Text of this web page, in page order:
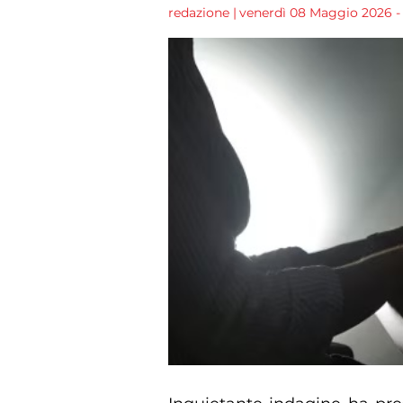
redazione | venerdì 08 Maggio 2026 -